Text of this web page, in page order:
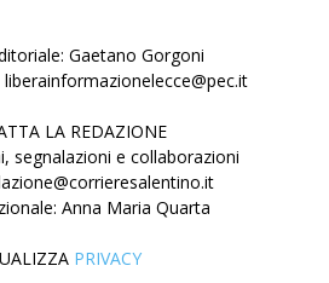
Gaetano Gorgoni
liberainformazionelecce@pec.it
LA REDAZIONE
segnalazioni e collaborazioni
Anna Maria Quarta
PRIVACY